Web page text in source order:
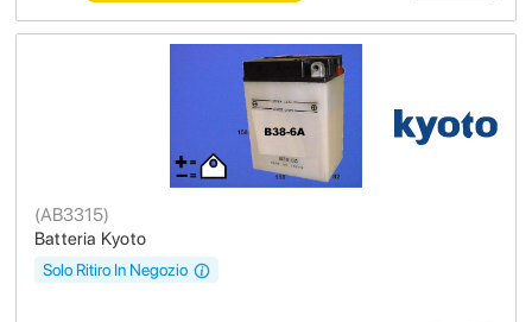
Batteria Kyoto
(AB3315)
Solo Ritiro In Negozio